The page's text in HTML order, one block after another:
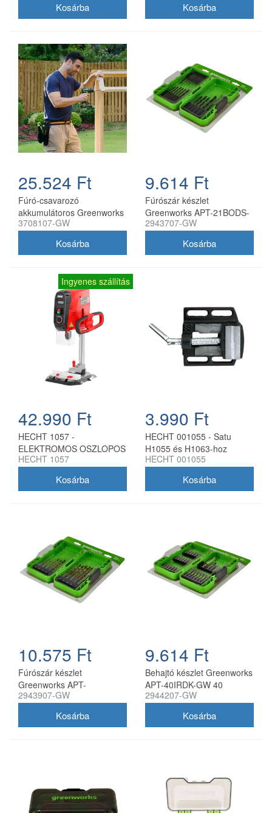
25.524 Ft
Fúró-csavarozó
akkumulátoros Greenworks
DD345 akkumulátor és töltő
3708107-GW
9.614 Ft
Fúrószár készlet
Greenworks APT-21BODS-
GW 21 darabos hss
2943707-GW
Ingyenes szállítás
42.990 Ft
HECHT 1057 -
ELEKTROMOS OSZLOPOS
FÚRÓGÉP
HECHT 1057
3.990 Ft
HECHT 001055 - Satu
H1055 és H1063-hoz
HECHT 001055
10.575 Ft
Fúrószár készlet
Greenworks APT-
22TCHDB-GW 22 darabos
2943907-GW
9.614 Ft
Behajtó készlet Greenworks
APT-40IRDK-GW 40
darabos
2944207-GW